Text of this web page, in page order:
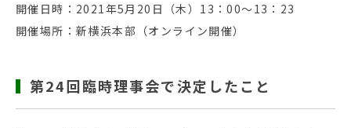
開催日時：2021年5月20日（木）13：00～13：23
開催場所：新横浜本部（オンライン開催）
第24回臨時理事会で決定したこと